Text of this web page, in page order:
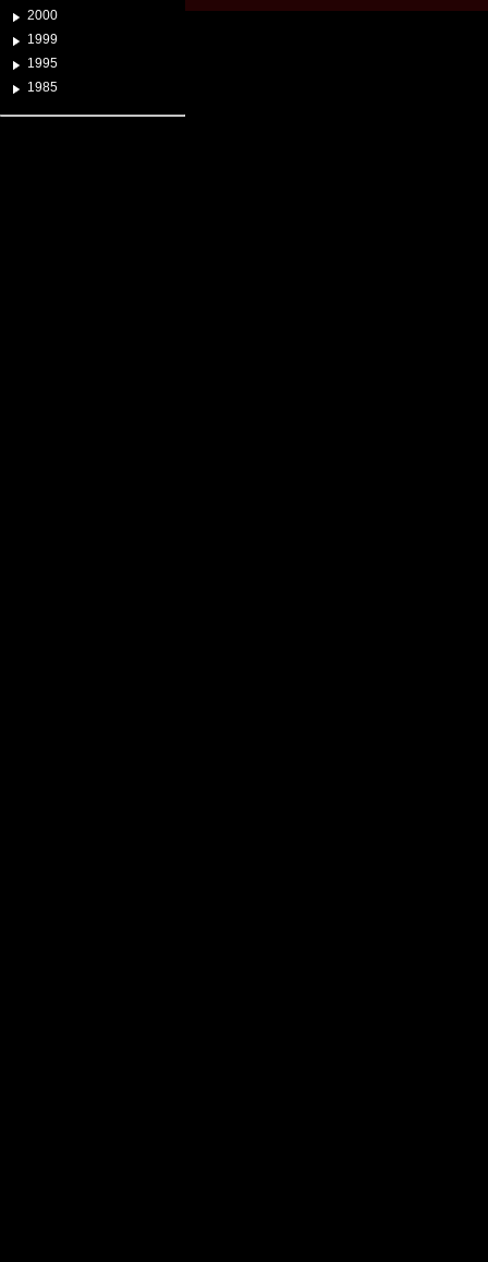
2000
1999
1995
1985